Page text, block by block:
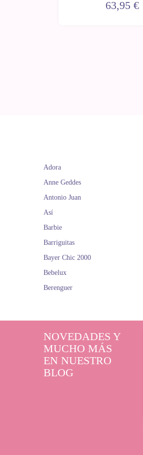
63,95 €
Adora
Anne Geddes
Antonio Juan
Así
Barbie
Barriguitas
Bayer Chic 2000
Bebelux
Berenguer
NOVEDADES Y
MUCHO MÁS
EN NUESTRO
BLOG